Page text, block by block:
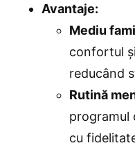
Avantaje:
Mediu
confortul
reducând
Rutină
programul
cu